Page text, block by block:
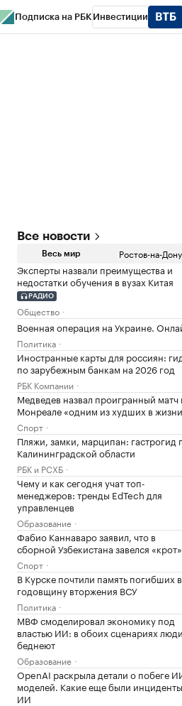
Подписка на РБК Инвестиции
Все новости
Весь мир Ростов-на-Дону
Эксперты назвали преимущества и
недостатки обучения в вузах Китая
РАДИО
Общество
Военная операция на Украине.
Политика
Иностранные карты для россиян:
по зарубежным банкам на 2026 год
РБК Компании
Медведев назвал проигранный матч
Монреале «одним из худших в
Спорт
Пляжи, замки, марципан: гастрогид
Калининградской области
РБК и РСХБ
Чему и как сегодня учат топ-
менеджеров: тренды EdTech для
управленцев
Образование
Фабио Каннаваро заявил, что в
сборной Узбекистана завелся «крот»
Спорт
В Курске почтили память погибших в
годовщину вторжения ВСУ
Политика
МВФ смоделировал экономику под
властью ИИ: в обоих сценариях люди
беднеют
Образование
OpenAI раскрыла детали о побеге
моделей. Какие еще были
ИИ